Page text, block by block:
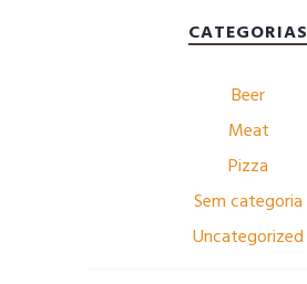
CATEGORIAS
Beer
Meat
Pizza
Sem categoria
Uncategorized